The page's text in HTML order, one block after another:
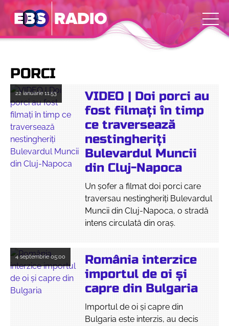
PORCI
22 ianuarie 11:53
VIDEO | Doi porci au
fost filmați în timp
ce traversează
nestingheriți
Bulevardul Muncii
din Cluj-Napoca
Un șofer a filmat doi porci care
traversau nestingheriți Bulevardul
Muncii din Cluj-Napoca, o stradă
intens circulată din oraș.
4 septembrie05:00
România interzice
importul de oi și
capre din Bulgaria
Importul de oi și capre din
Bulgaria este interzis, au decis